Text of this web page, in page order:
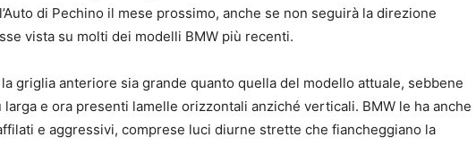
di Pechino il mese prossimo, anche se non seguirà la direzione
vista su molti dei modelli BMW più recenti.
griglia anteriore sia grande quanto quella del modello attuale, sebbene
e ora presenti lamelle orizzontali anziché verticali. BMW le ha anche
e aggressivi, comprese luci diurne strette che fiancheggiano la